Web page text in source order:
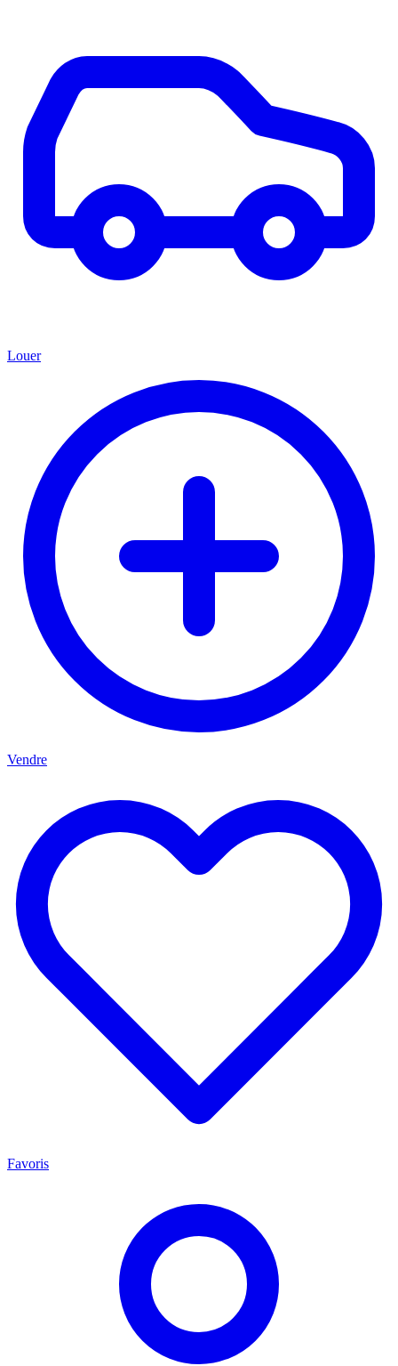
Louer
Vendre
Favoris